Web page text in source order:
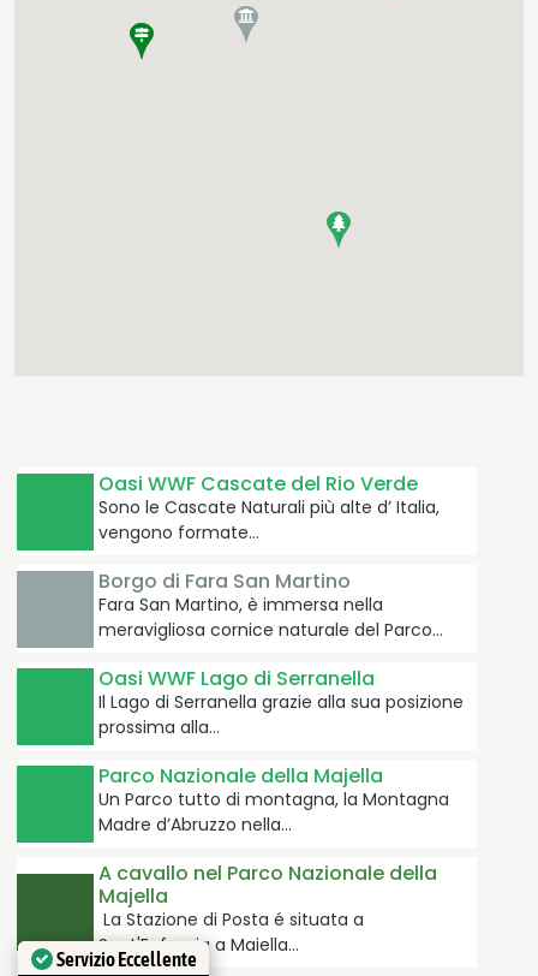
Oasi WWF Cascate del Rio Verde
Sono le Cascate Naturali più alte d’ Italia,
vengono formate…
Borgo di Fara San Martino
Fara San Martino, è immersa nella
meravigliosa cornice naturale del Parco…
Oasi WWF Lago di Serranella
Il Lago di Serranella grazie alla sua posizione
prossima alla…
Parco Nazionale della Majella
Un Parco tutto di montagna, la Montagna
Madre d’Abruzzo nella…
A cavallo nel Parco Nazionale della
Majella
La Stazione di Posta é situata a
Sant'Eufemia a Maiella…
Servizio Eccellente